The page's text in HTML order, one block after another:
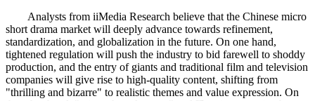
Analysts from iiMedia Research believe that the Chinese micro
short drama market will deeply advance towards refinement,
standardization, and globalization in the future. On one hand,
tightened regulation will push the industry to bid farewell to shoddy
production, and the entry of giants and traditional film and television
companies will give rise to high-quality content, shifting from
"thrilling and bizarre" to realistic themes and value expression. On